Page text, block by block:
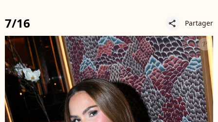
7/16 share Partager